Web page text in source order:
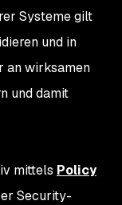
Systeme gilt
und in
an wirksamen
und damit
mittels Policy
Security-